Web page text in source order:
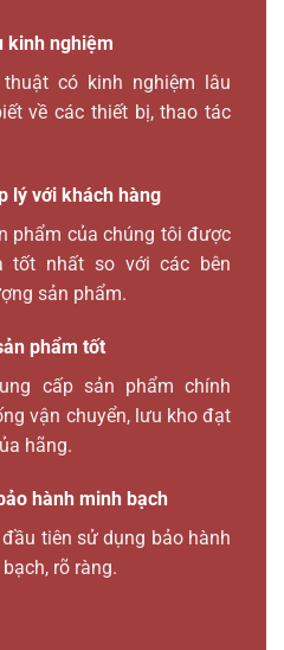
kinh nghiệm
có kinh nghiệm lâu
về các thiết bị, thao tác
lý với khách hàng
phẩm của chúng tôi được
tốt nhất so với các bên
sản phẩm.
phẩm tốt
cấp sản phẩm chính
vận chuyển, lưu kho đạt
hãng.
hành minh bạch
tiên sử dụng bảo hành
rõ ràng.